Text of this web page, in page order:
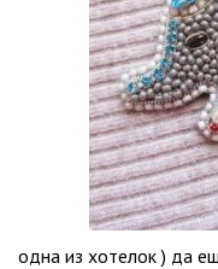
одна из хотелок ) да